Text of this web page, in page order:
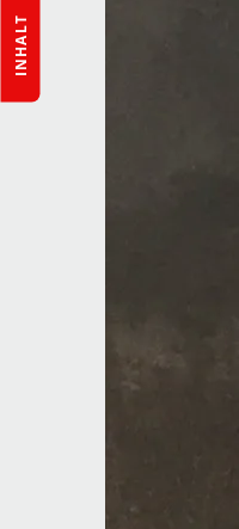
INHALT